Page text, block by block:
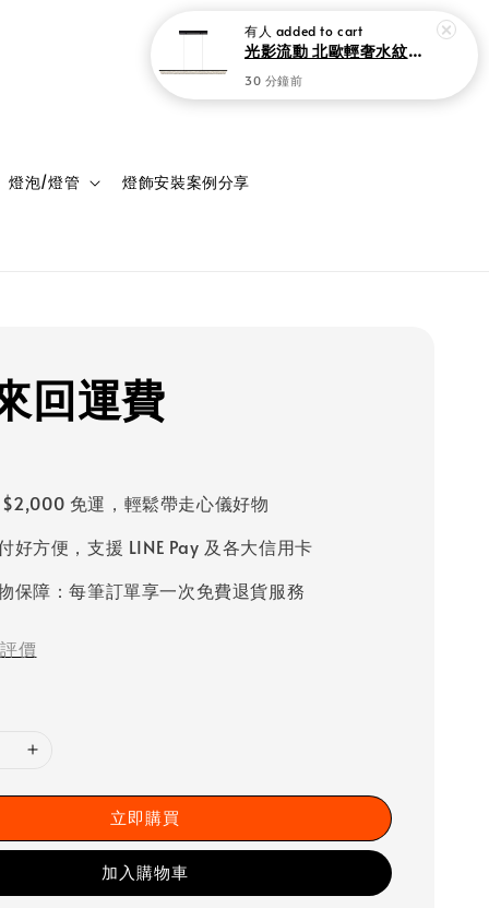
燈泡/燈管 燈飾安裝案例分享
登入
回運費
免運，輕鬆帶走心儀好物
好方便，支援 LINE Pay 及各大信用卡
保障：每筆訂單享一次免費退貨服務
價
立即購買
加入購物車
30 分鐘前